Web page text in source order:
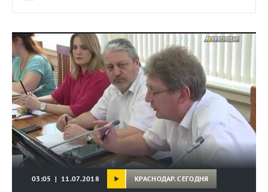
03:05 | 11.07.2018 КРАСНОДАР. СЕГОДНЯ